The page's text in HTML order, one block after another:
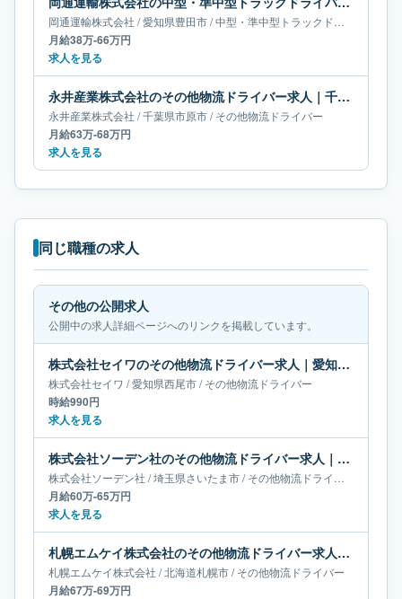
岡通運輸株式会社 /愛知県豊田市/中型・準中型トラックドライバー
月給38万-66万円
求人を見る
永井産業株式会社のその他物流ドライバー求人｜千葉県市原市｜月給63万-68万円
永井産業株式会社 /千葉県市原市/その他物流ドライバー
月給63万-68万円
求人を見る
同じ職種の求人
その他の公開求人
公開中の求人詳細ページへのリンクを掲載しています。
株式会社セイワのその他物流ドライバー求人｜愛知県西尾市
株式会社セイワ /愛知県西尾市/その他物流ドライバー
時給990円
求人を見る
株式会社ソーデン社のその他物流ドライバー求人｜埼玉県さいたま市｜月給60万-65万円
株式会社ソーデン社 /埼玉県さいたま市/その他物流ドライバー
月給60万-65万円
求人を見る
札幌エムケイ株式会社のその他物流ドライバー求人｜北海道札幌市｜月給67万-69万円
札幌エムケイ株式会社 /北海道札幌市/その他物流ドライバー
月給67万-69万円